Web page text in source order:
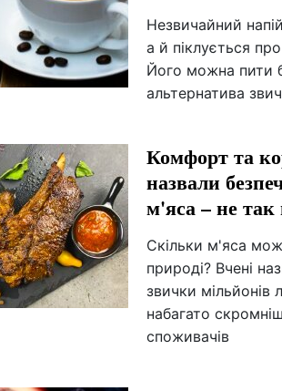
Незвичайний
а й піклується
Його можна пити
альтернатива
Комфорт та
назвали
м'яса – не так
Скільки м'яса
природі? Вчені
звички мільйонів
набагато
споживачів